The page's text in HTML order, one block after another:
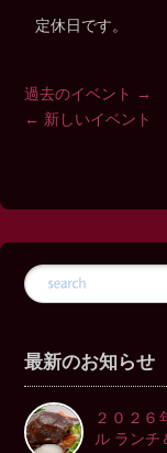
定休日です。
過去のイベント
→
← 新しいイベント
最新のお知らせ
２０２６
ル ランチ